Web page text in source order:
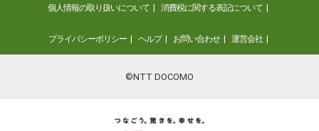
個人情報の取り扱いについて 消費税に関する表記について
プライバシーポリシー ヘルプ お問い合わせ 運営会社
©NTT DOCOMO